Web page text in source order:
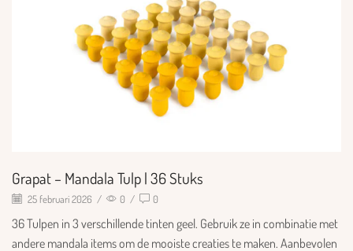
Grapat – Mandala Tulp | 36 Stuks
25 februari 2026 / 0 / 0
36 Tulpen in 3 verschillende tinten geel. Gebruik ze in combinatie met
andere mandala items om de mooiste creaties te maken. Aanbevolen